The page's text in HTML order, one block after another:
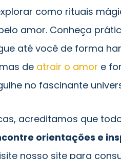
como rituais
amor. Conheça
até você de forma
de atrair o amor e
no fascinante
acreditamos que
orientações e
nosso site para